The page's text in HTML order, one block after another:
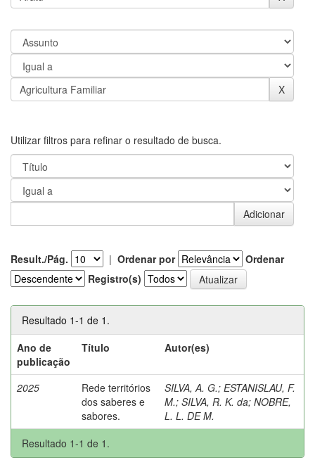
Utilizar filtros para refinar o resultado de busca.
Result./Pág. | Ordenar por
Ordenar
Registro(s)
Resultado 1-1 de 1.
Ano de
publicação
Título Autor(es)
2025
Rede territórios
dos saberes e
sabores.
SILVA, A. G.; ESTANISLAU, F.
M.; SILVA, R. K. da; NOBRE,
L. L. DE M.
Resultado 1-1 de 1.